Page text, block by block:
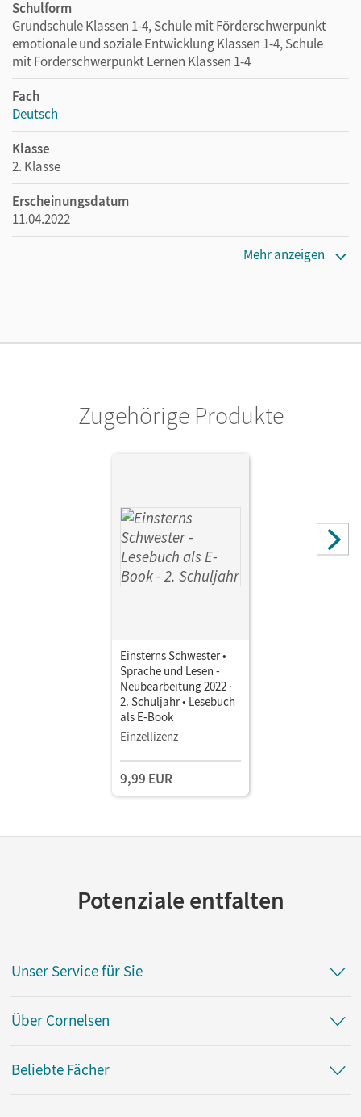
Schulform
Grundschule Klassen 1-4, Schule mit Förderschwerpunkt
emotionale und soziale Entwicklung Klassen 1-4, Schule
mit Förderschwerpunkt Lernen Klassen 1-4
Fach
Deutsch
Klasse
2. Klasse
Erscheinungsdatum
11.04.2022
Mehr anzeigen
Zugehörige Produkte
Einsterns Schwester •
Sprache und Lesen -
Neubearbeitung 2022 ·
2. Schuljahr • Lesebuch
als E-Book
Einzellizenz
9,99 EUR
Potenziale entfalten
Unser Service für Sie
Über Cornelsen
Beliebte Fächer